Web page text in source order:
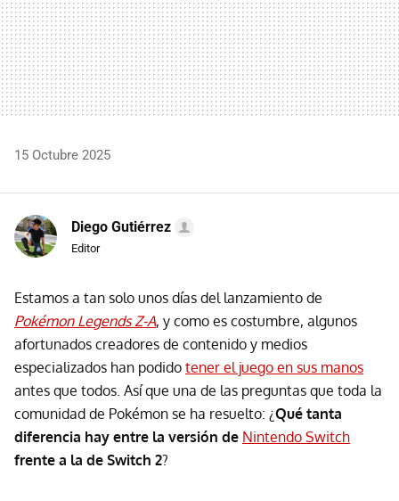
15 Octubre 2025
Diego Gutiérrez
Editor
Estamos a tan solo unos días del lanzamiento de
Pokémon Legends Z-A, y como es costumbre, algunos
afortunados creadores de contenido y medios
especializados han podido tener el juego en sus manos
antes que todos. Así que una de las preguntas que toda la
comunidad de Pokémon se ha resuelto: ¿Qué tanta
diferencia hay entre la versión de Nintendo Switch
frente a la de Switch 2?